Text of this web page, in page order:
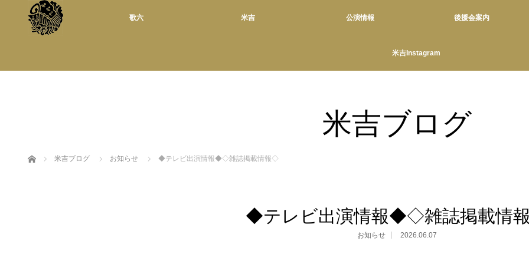
歌六 米吉 公演情報 後援会案内
米吉Instagram
米吉ブログ
ホーム 米吉ブログ お知らせ ◆テレビ出演情報◆◇雑誌掲載情報◇
◆テレビ出演情報◆◇雑誌掲載情
お知らせ 2026.06.07